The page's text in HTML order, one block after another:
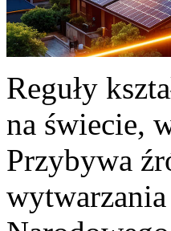
Reguły
na świecie,
Przybywa